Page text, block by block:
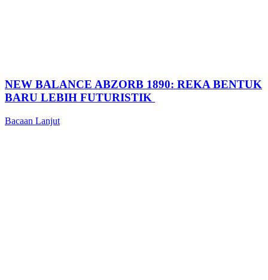
NEW BALANCE ABZORB 1890: REKA BENTUK
BARU LEBIH FUTURISTIK
Bacaan Lanjut